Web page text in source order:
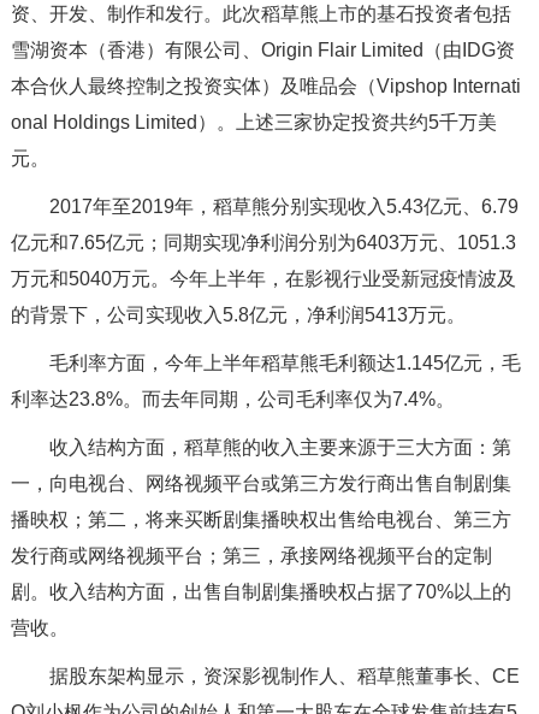
资、开发、制作和发行。此次稻草熊上市的基石投资者包括
雪湖资本（香港）有限公司、Origin Flair Limited（由IDG资
本合伙人最终控制之投资实体）及唯品会（Vipshop Internati
onal Holdings Limited）。上述三家协定投资共约5千万美
元。
2017年至2019年，稻草熊分别实现收入5.43亿元、6.79
亿元和7.65亿元；同期实现净利润分别为6403万元、1051.3
万元和5040万元。今年上半年，在影视行业受新冠疫情波及
的背景下，公司实现收入5.8亿元，净利润5413万元。
毛利率方面，今年上半年稻草熊毛利额达1.145亿元，毛
利率达23.8%。而去年同期，公司毛利率仅为7.4%。
收入结构方面，稻草熊的收入主要来源于三大方面：第
一，向电视台、网络视频平台或第三方发行商出售自制剧集
播映权；第二，将来买断剧集播映权出售给电视台、第三方
发行商或网络视频平台；第三，承接网络视频平台的定制
剧。收入结构方面，出售自制剧集播映权占据了70%以上的
营收。
据股东架构显示，资深影视制作人、稻草熊董事长、CE